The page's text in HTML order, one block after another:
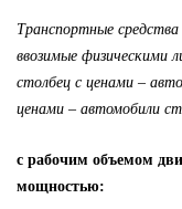
Транспортные средства
ввозимые физическими
столбец с ценами –
ценами – автомобили
с рабочим объемом
мощностью: